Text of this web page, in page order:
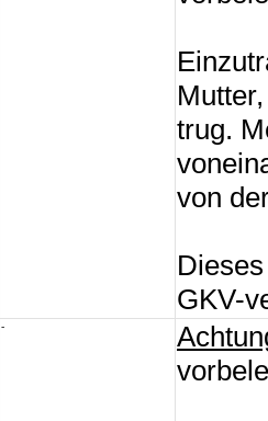
trug.
von
GKV-
-